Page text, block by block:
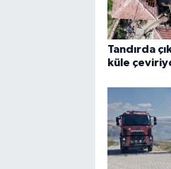
Tandırda
küle